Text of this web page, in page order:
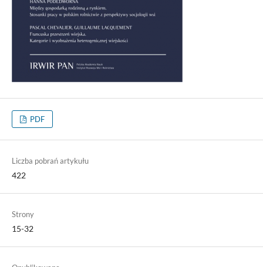
PDF
Liczba pobrań artykułu
422
Strony
15-32